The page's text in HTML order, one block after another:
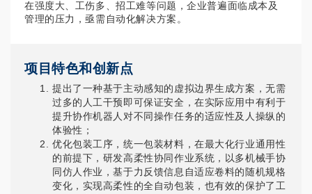
在强度大、工伤多、招工难等问题，企业普遍面临成本及
管理的压力，亟需自动化解决方案。
项目特色和创新点
提出了一种基于主动感知的虚拟边界生成方案，无需
过多的人工干预即可保证安全，在实际应用中有利于
提升协作机器人对不同操作任务的适应性及人操纵的
体验性；
优化包装工序，统一包装材料，在最大化行业通用性
的前提下，研发高柔性协同作业系统，以多机械手协
同仿人作业，基于力反馈信息自适应卷料的随机规格
变化，实现高柔性的全自动包装，也有效的保护了工